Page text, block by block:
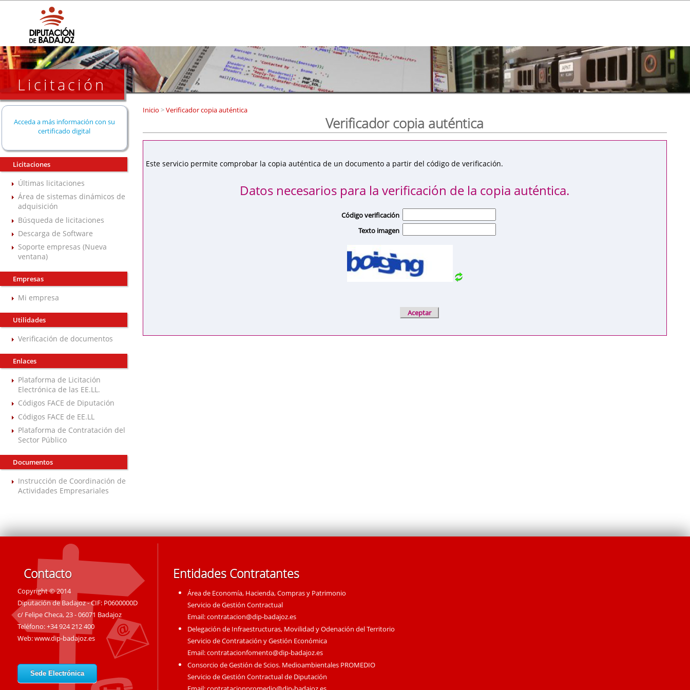
Licitación
Acceda a más información con su
certificado digital
Licitaciones
Últimas licitaciones
Área de sistemas dinámicos de
adquisición
Búsqueda de licitaciones
Descarga de Software
Soporte empresas (Nueva
ventana)
Empresas
Mi empresa
Utilidades
Verificación de documentos
Enlaces
Plataforma de Licitación
Electrónica de las EE.LL.
Códigos FACE de Diputación
Códigos FACE de EE.LL
Plataforma de Contratación del
Sector Público
Documentos
Instrucción de Coordinación de
Actividades Empresariales
Inicio >Verificador copia auténtica
Verificador copia auténtica
Este servicio permite comprobar la copia auténtica de un documento a partir del código de verificación.
Datos necesarios para la verificación de la copia auténtica.
Código verificación
Texto imagen
Contacto
Copyright © 2014
Diputación de Badajoz - CIF: P0600000D
c/ Felipe Checa, 23 - 06071 Badajoz
Teléfono: +34 924 212 400
Web:www.dip-badajoz.es
Sede Electrónica
Entidades Contratantes
Área de Economía, Hacienda, Compras y Patrimonio
Servicio de Gestión Contractual
Email:contratacion@dip-badajoz.es
Delegación de Infraestructuras, Movilidad y Odenación del Territorio
Servicio de Contratación y Gestión Económica
Email:contratacionfomento@dip-badajoz.es
Consorcio de Gestión de Scios. Medioambientales PROMEDIO
Servicio de Gestión Contractual de Diputación